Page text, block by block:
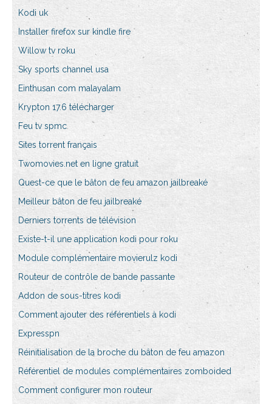
Kodi uk
Installer firefox sur kindle fire
Willow tv roku
Sky sports channel usa
Einthusan com malayalam
Krypton 17.6 télécharger
Feu tv spmc
Sites torrent français
Twomovies.net en ligne gratuit
Quest-ce que le bâton de feu amazon jailbreaké
Meilleur bâton de feu jailbreaké
Derniers torrents de télévision
Existe-t-il une application kodi pour roku
Module complémentaire movierulz kodi
Routeur de contrôle de bande passante
Addon de sous-titres kodi
Comment ajouter des référentiels à kodi
Expresspn
Réinitialisation de la broche du bâton de feu amazon
Référentiel de modules complémentaires zomboided
Comment configurer mon routeur